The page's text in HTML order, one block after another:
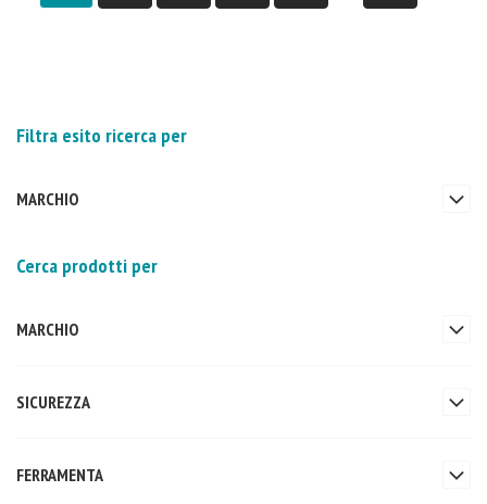
Filtra esito ricerca per
MARCHIO
Cerca prodotti per
MARCHIO
SICUREZZA
FERRAMENTA